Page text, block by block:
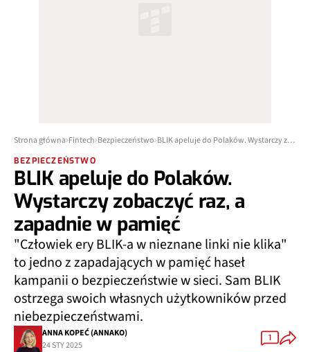
Strona główna Fintech Bezpieczeństwo BLIK apeluje do Polaków. Wystarczy zobaczyć raz, a zapadnie w pamięć
BEZPIECZEŃSTWO
BLIK apeluje do Polaków.
Wystarczy zobaczyć raz, a
zapadnie w pamięć
"Człowiek ery BLIK-a w nieznane linki nie klika"
to jedno z zapadających w pamięć haseł
kampanii o bezpieczeństwie w sieci. Sam BLIK
ostrzega swoich własnych użytkowników przed
niebezpieczeństwami.
ANNA KOPEĆ (ANNAKO)
24 STY 2025
1